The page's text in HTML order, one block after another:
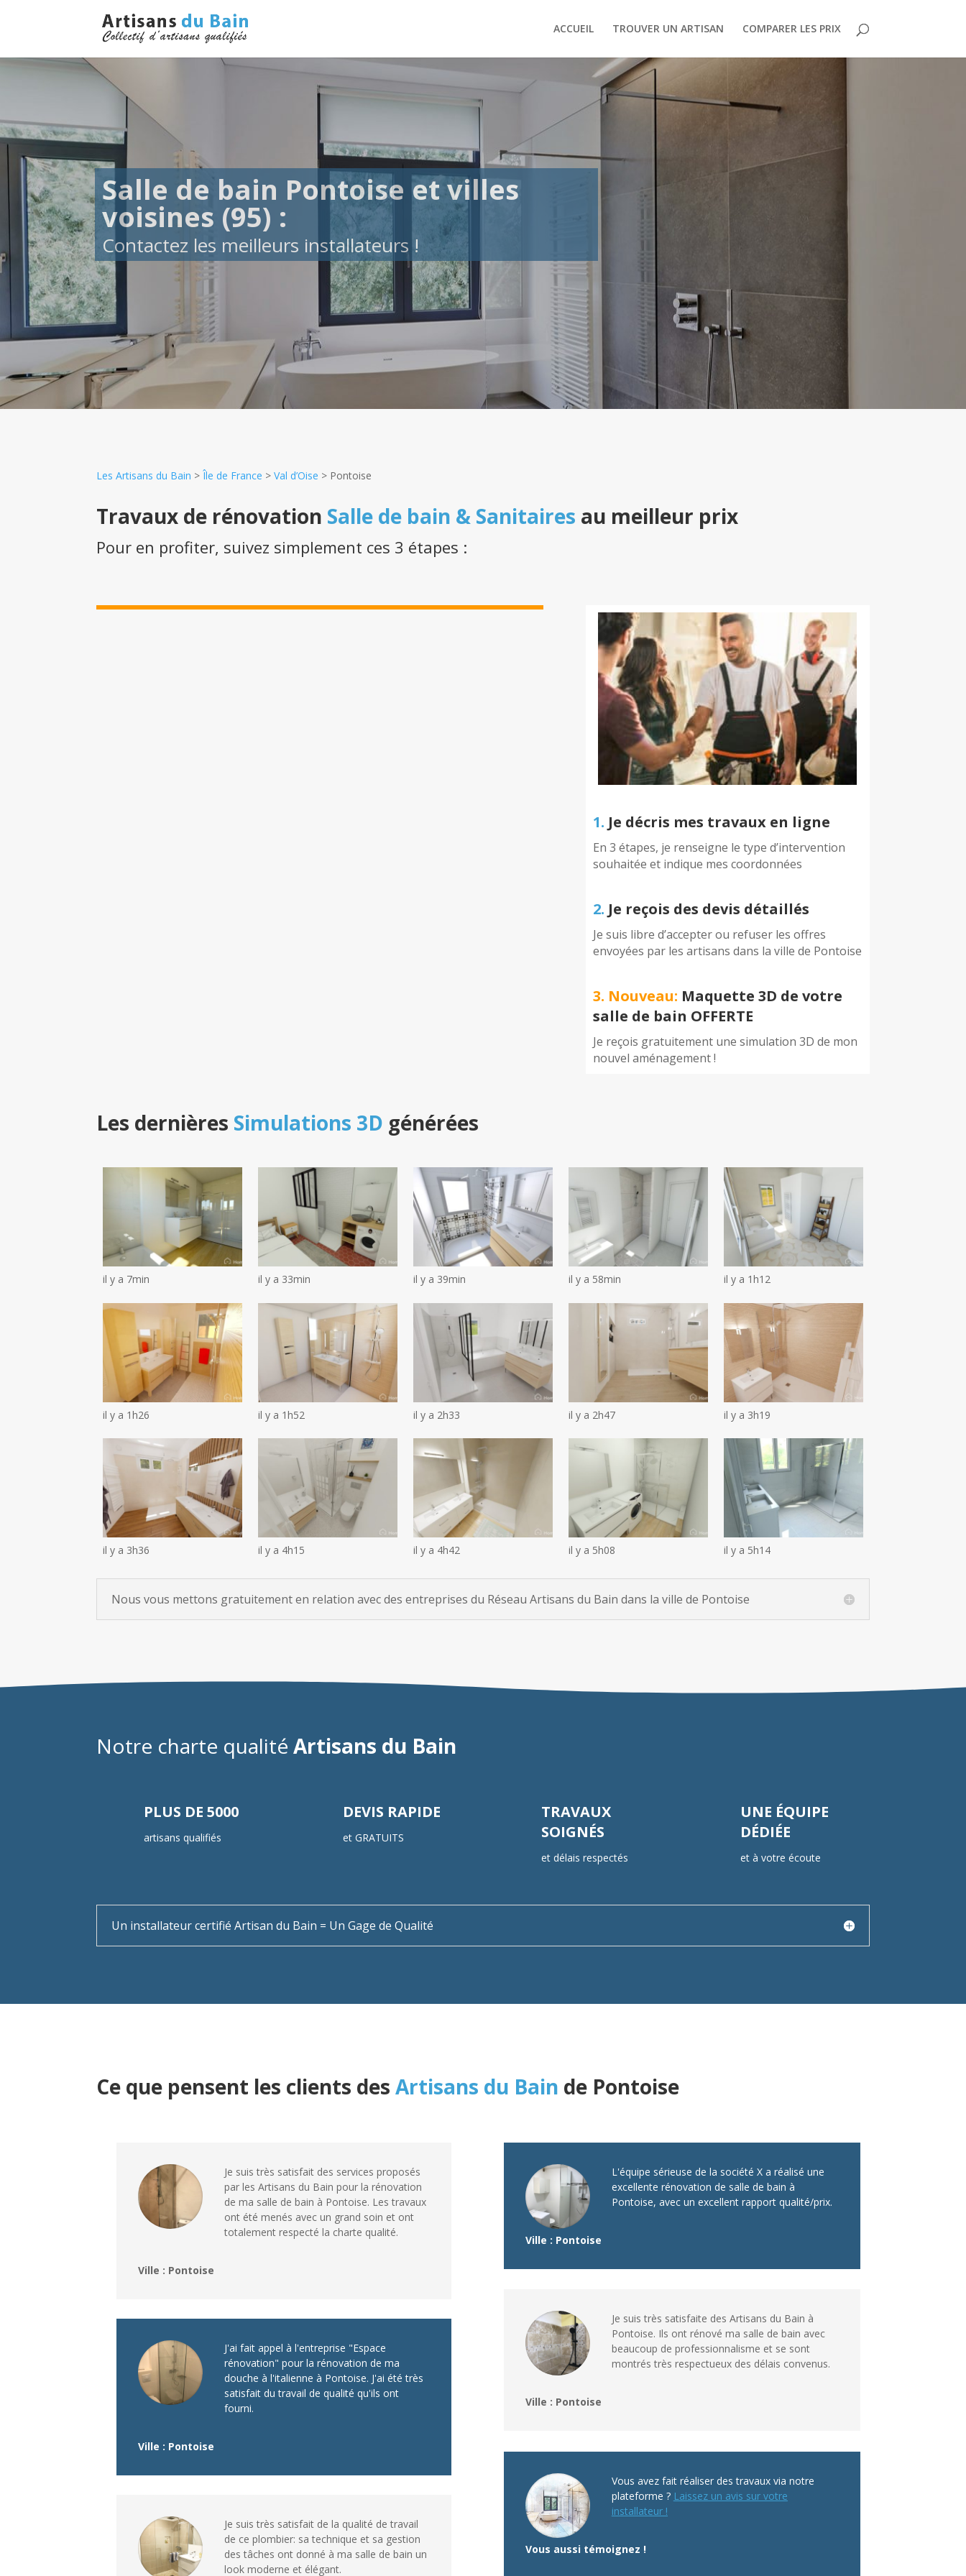
ACCUEIL TROUVER UN ARTISAN COMPARER LES PRIX
Salle de bain Pontoise et villes
voisines (95) :
Contactez les meilleurs installateurs !
Les Artisans du Bain >Île de France >Val d’Oise > Pontoise
Travaux de rénovation Salle de bain & Sanitaires au meilleur prix
Pour en profiter, suivez simplement ces 3 étapes :
1. Je décris mes travaux en ligne
En 3 étapes, je renseigne le type d’intervention
souhaitée et indique mes coordonnées
2. Je reçois des devis détaillés
Je suis libre d’accepter ou refuser les offres
envoyées par les artisans dans la ville de Pontoise
3. Nouveau: Maquette 3D de votre
salle de bain OFFERTE
Je reçois gratuitement une simulation 3D de mon
nouvel aménagement !
Les dernières Simulations 3D générées
il y a 7min il y a 33min il y a 39min il y a 58min il y a 1h12
il y a 1h26 il y a 1h52 il y a 2h33 il y a 2h47 il y a 3h19
il y a 3h36 il y a 4h15 il y a 4h42 il y a 5h08 il y a 5h14
Nous vous mettons gratuitement en relation avec des entreprises du Réseau Artisans du Bain dans la ville de Pontoise
Notre charte qualitéArtisans du Bain
PLUS DE 5000
artisans qualifiés
DEVIS RAPIDE
et GRATUITS
TRAVAUX
SOIGNÉS
et délais respectés
UNE ÉQUIPE
DÉDIÉE
et à votre écoute
Un installateur certifié Artisan du Bain = Un Gage de Qualité
Ce que pensent les clients desArtisans du Bain de Pontoise
Je suis très satisfait des services proposés
par les Artisans du Bain pour la rénovation
de ma salle de bain à Pontoise. Les travaux
ont été menés avec un grand soin et ont
totalement respecté la charte qualité.
Ville : Pontoise
J'ai fait appel à l'entreprise "Espace
rénovation" pour la rénovation de ma
douche à l'italienne à Pontoise. J'ai été très
satisfait du travail de qualité qu'ils ont
fourni.
Ville : Pontoise
Je suis très satisfait de la qualité de travail
de ce plombier: sa technique et sa gestion
des tâches ont donné à ma salle de bain un
look moderne et élégant.
L'équipe sérieuse de la société X a réalisé une
excellente rénovation de salle de bain à
Pontoise, avec un excellent rapport qualité/prix.
Ville : Pontoise
Je suis très satisfaite des Artisans du Bain à
Pontoise. Ils ont rénové ma salle de bain avec
beaucoup de professionnalisme et se sont
montrés très respectueux des délais convenus.
Ville : Pontoise
Vous avez fait réaliser des travaux via notre
plateforme ? Laissez un avis sur votre
installateur !
Vous aussi témoignez !